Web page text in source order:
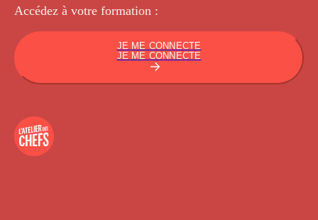
Accédez à votre formation :
JE ME CONNECTE
JE ME CONNECTE